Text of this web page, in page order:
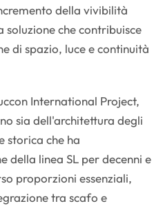
della vivibilità
soluzione che contribuisce
di spazio, luce e continuità
International Project,
sia dell'architettura degli
storica che ha
della linea SL per decenni e
proporzioni essenziali,
tra scafo e